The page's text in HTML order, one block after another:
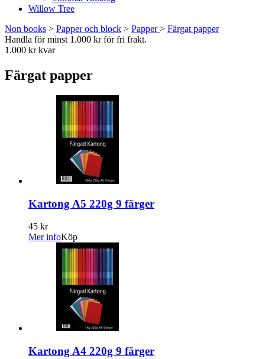
Willow Tree
Non books > Papper och block > Papper> Färgat papper
Handla för minst 1.000 kr för fri frakt.
1.000 kr kvar
Färgat papper
Kartong A5 220g 9 färger
45 kr
Mer infoKöp
Kartong A4 220g 9 färger